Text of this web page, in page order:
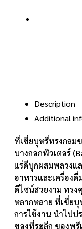
Description
Additional
ที่เขี่ยบุหรี่ทรงกลม
บางกอกพิวเตอร์
แร่ดีบุกผสมพลวงแ
อาหารและเครื่อง
ดีไซน์สวยงาม ทร
หลากหลาย ที่เขี่ย
การใช้งาน นำไป
ของที่ระลึก ของพรี